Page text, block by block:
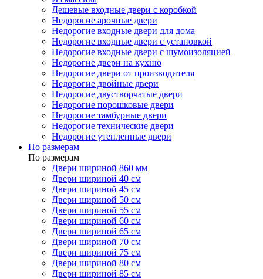
Дешевые входные двери с коробкой
Недорогие арочные двери
Недорогие входные двери для дома
Недорогие входные двери с установкой
Недорогие входные двери с шумоизоляцией
Недорогие двери на кухню
Недорогие двери от производителя
Недорогие двойные двери
Недорогие двустворчатые двери
Недорогие порошковые двери
Недорогие тамбурные двери
Недорогие технические двери
Недорогие утепленные двери
По размерам
По размерам
Двери шириной 860 мм
Двери шириной 40 см
Двери шириной 45 см
Двери шириной 50 см
Двери шириной 55 см
Двери шириной 60 см
Двери шириной 65 см
Двери шириной 70 см
Двери шириной 75 см
Двери шириной 80 см
Двери шириной 85 см